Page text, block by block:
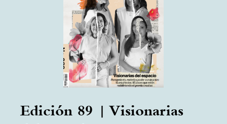
Edición 89 | Visionarias